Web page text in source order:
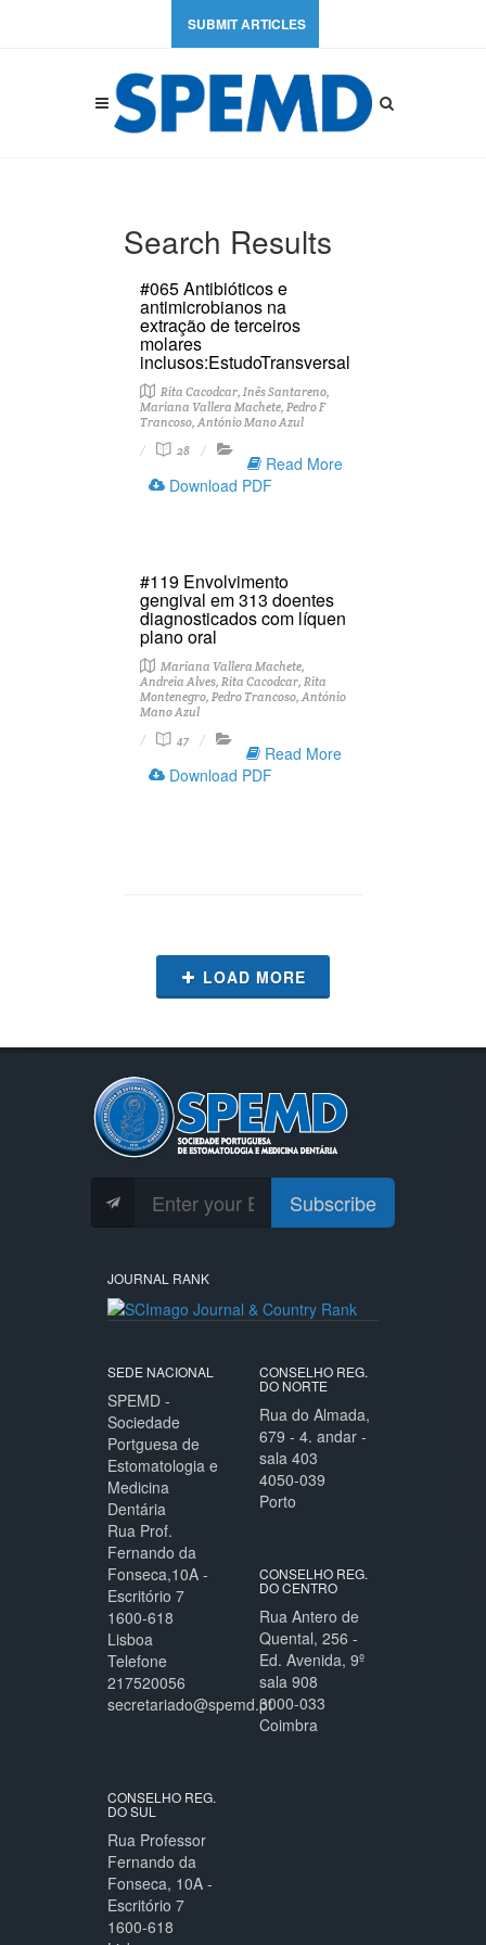
SUBMIT ARTICLES
Search Results
#065 Antibióticos e
antimicrobianos na
extração de terceiros
molares
inclusos:EstudoTransversal
Rita Cacodcar, Inês Santareno,
Mariana Vallera Machete, Pedro F
Trancoso, António Mano Azul
28
Read More
Download PDF
#119 Envolvimento
gengival em 313 doentes
diagnosticados com líquen
plano oral
Mariana Vallera Machete,
Andreia Alves, Rita Cacodcar, Rita
Montenegro, Pedro Trancoso, António
Mano Azul
47
Read More
Download PDF
LOAD MORE
Subscribe
JOURNAL RANK
SEDE NACIONAL
SPEMD -
Sociedade
Portguesa de
Estomatologia e
Medicina
Dentária
Rua Prof.
Fernando da
Fonseca,10A -
Escritório 7
1600-618
Lisboa
Telefone
217520056
secretariado@spemd.pt
CONSELHO REG.
DO NORTE
Rua do Almada,
679 - 4. andar -
sala 403
4050-039
Porto
CONSELHO REG.
DO CENTRO
Rua Antero de
Quental, 256 -
Ed. Avenida, 9º
sala 908
3000-033
Coimbra
CONSELHO REG.
DO SUL
Rua Professor
Fernando da
Fonseca, 10A -
Escritório 7
1600-618